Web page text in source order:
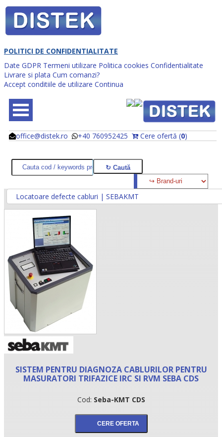
POLITICI DE CONFIDENTIALITATE
Date GDPR Termeni utilizare Politica cookies Confidentialitate
Livrare si plata Cum comanzi?
Accept conditiile de utilizare Continua
office@distek.ro +40 760952425 Cere ofertă (0)
@
@
•
•
Locatoare defecte cabluri | SEBAKMT
SISTEM PENTRU DIAGNOZA CABLURILOR PENTRU
MASURATORI TRIFAZICE IRC SI RVM SEBA CDS
Cod: Seba-KMT CDS